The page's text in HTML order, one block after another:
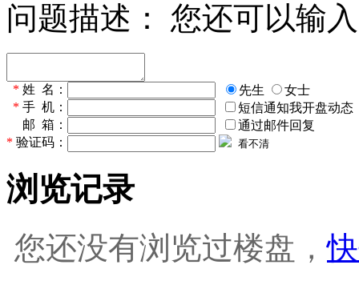
问题描述： 您还可以输
* 姓 名： 先生
女士
* 手 机：
短信通知我开盘动态
邮 箱：
通过邮件回复
* 验证码： 看不清
浏览记录
您还没有浏览过楼盘，